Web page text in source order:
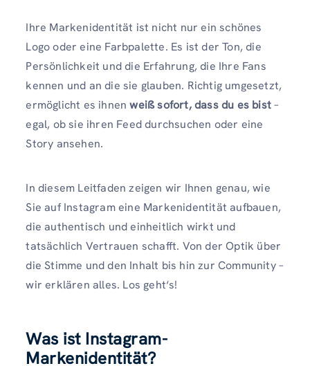
Ihre Markenidentität ist nicht nur ein schönes
Logo oder eine Farbpalette. Es ist der Ton, die
Persönlichkeit und die Erfahrung, die Ihre Fans
kennen und an die sie glauben. Richtig umgesetzt,
ermöglicht es ihnenweiß sofort, dass du es bist–
egal, ob sie ihren Feed durchsuchen oder eine
Story ansehen.
In diesem Leitfaden zeigen wir Ihnen genau, wie
Sie auf Instagram eine Markenidentität aufbauen,
die authentisch und einheitlich wirkt und
tatsächlich Vertrauen schafft. Von der Optik über
die Stimme und den Inhalt bis hin zur Community –
wir erklären alles. Los geht‘s!
Was ist Instagram-
Markenidentität?